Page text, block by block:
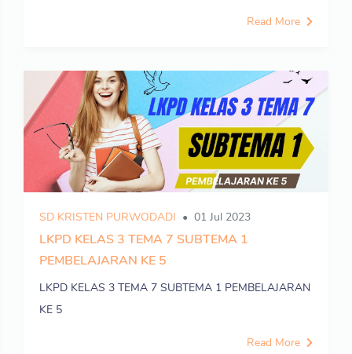
Read More
SD KRISTEN PURWODADI 01 Jul 2023
LKPD KELAS 3 TEMA 7 SUBTEMA 1
PEMBELAJARAN KE 5
LKPD KELAS 3 TEMA 7 SUBTEMA 1 PEMBELAJARAN
KE 5
Read More